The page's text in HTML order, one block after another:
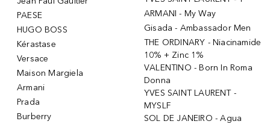
PAESE
HUGO BOSS
Kérastase
Versace
Maison Margiela
Armani
Prada
Burberry
ARMANI - My Way
Gisada - Ambassador Men
THE ORDINARY - Niacinamide
10% + Zinc 1%
VALENTINO - Born In Roma
Donna
YVES SAINT LAURENT -
MYSLF
SOL DE JANEIRO - Agua